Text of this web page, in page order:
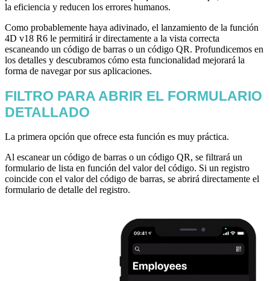
la eficiencia y reducen los errores humanos.
Como probablemente haya adivinado, el lanzamiento de la función
4D v18 R6 le permitirá ir directamente a la vista correcta
escaneando un código de barras o un código QR. Profundicemos en
los detalles y descubramos cómo esta funcionalidad mejorará la
forma de navegar por sus aplicaciones.
FILTRO PARA ABRIR EL FORMULARIO
DETALLADO
La primera opción que ofrece esta función es muy práctica.
Al escanear un código de barras o un código QR, se filtrará un
formulario de lista en función del valor del código. Si un registro
coincide con el valor del código de barras, se abrirá directamente el
formulario de detalle del registro.